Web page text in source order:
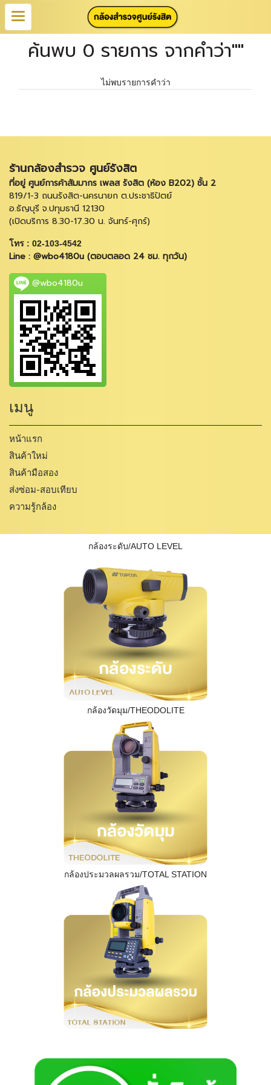
ค้นพบ 0 รายการ จากคำว่า""
ไม่พบรายการคำว่า
ร้านกล้องสำรวจ ศูนย์รังสิต
ที่อยู่ ศูนย์การค้าสัมมากร เพลส รังสิต (ห้อง B202) ชั้น 2
819/1-3 ถนนรังสิต-นครนายก ต.ประชาธิปัตย์
อ.ธัญบุรี จ.ปทุมธานี 12130
(เปิดบริการ 8.30-17.30 น. จันทร์-ศุกร์)
โทร : 02-103-4542
Line : @wbo4180u (ตอบตลอด 24 ชม. ทุกวัน)
@wbo4180u
เมนู
หน้าแรก
สินค้าใหม่
สินค้ามือสอง
ส่งซ่อม-สอบเทียบ
ความรู้กล้อง
กล้องระดับ/AUTO LEVEL
กล้องวัดมุม/THEODOLITE
กล้องประมวลผลรวม/TOTAL STATION